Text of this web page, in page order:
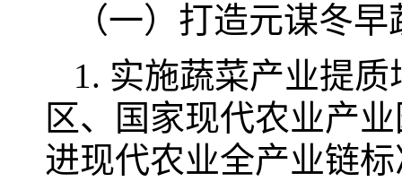
（一）打造元谋冬
1. 实施蔬菜产业提
区、国家现代农业产
进现代农业全产业链